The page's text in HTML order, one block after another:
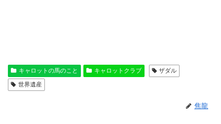
キャロットの馬のこと キャロットクラブ
ザダル
世界遺産
焦龍